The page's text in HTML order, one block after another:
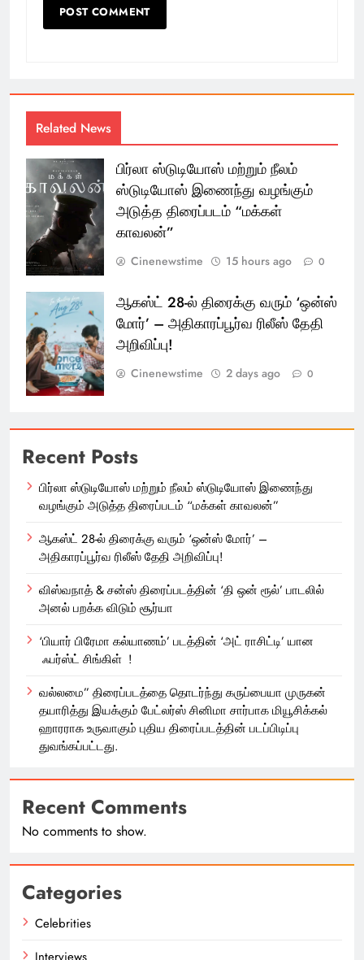
Related News
பிர்லா ஸ்டுடியோஸ் மற்றும் நீலம்
ஸ்டுடியோஸ் இணைந்து வழங்கும்
அடுத்த திரைப்படம் “மக்கள்
காவலன்”
Cinenewstime 15 hours ago 0
ஆகஸ்ட் 28-ல் திரைக்கு வரும் ‘ஒன்ஸ்
மோர்’ – அதிகாரப்பூர்வ ரிலீஸ் தேதி
அறிவிப்பு!
Cinenewstime 2 days ago 0
Recent Posts
பிர்லா ஸ்டுடியோஸ் மற்றும் நீலம் ஸ்டுடியோஸ் இணைந்து
வழங்கும் அடுத்த திரைப்படம் “மக்கள் காவலன்”
ஆகஸ்ட் 28-ல் திரைக்கு வரும் ‘ஒன்ஸ் மோர்’ –
அதிகாரப்பூர்வ ரிலீஸ் தேதி அறிவிப்பு!
விஸ்வநாத் & சன்ஸ் திரைப்படத்தின் ‘தி ஒன் ரூல்’ பாடலில்
அனல் பறக்க விடும் சூர்யா
‘பியார் பிரேமா கல்யாணம்’ படத்தின் ‘அட் ராசிட்டி’ யான
ஃபர்ஸ்ட் சிங்கிள் !
வல்லமை” திரைப்படத்தை தொடர்ந்து கருப்பையா முருகன்
தயாரித்து இயக்கும் பேட்லர்ஸ் சினிமா சார்பாக மியூசிக்கல்
ஹாரராக உருவாகும் புதிய திரைப்படத்தின் படப்பிடிப்பு
துவங்கப்பட்டது.
Recent Comments
No comments to show.
Categories
Celebrities